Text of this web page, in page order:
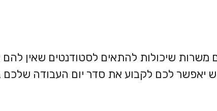
משרות שיכולות להתאים לסטודנטים שאין
יאפשר לכם לקבוע את סדר יום העבודה שלכם